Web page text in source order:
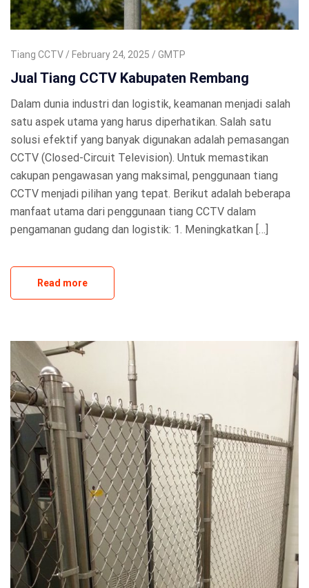
Tiang CCTV February 24, 2025 GMTP
Jual Tiang CCTV Kabupaten Rembang
Dalam dunia industri dan logistik, keamanan menjadi salah
satu aspek utama yang harus diperhatikan. Salah satu
solusi efektif yang banyak digunakan adalah pemasangan
CCTV (Closed-Circuit Television). Untuk memastikan
cakupan pengawasan yang maksimal, penggunaan tiang
CCTV menjadi pilihan yang tepat. Berikut adalah beberapa
manfaat utama dari penggunaan tiang CCTV dalam
pengamanan gudang dan logistik: 1. Meningkatkan […]
Read more